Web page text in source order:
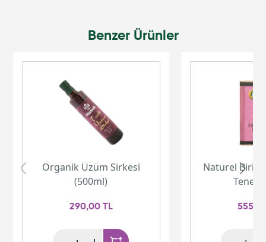
Benzer Ürünler
Organik Üzüm Sirkesi
(500ml)
290,00 TL
Naturel